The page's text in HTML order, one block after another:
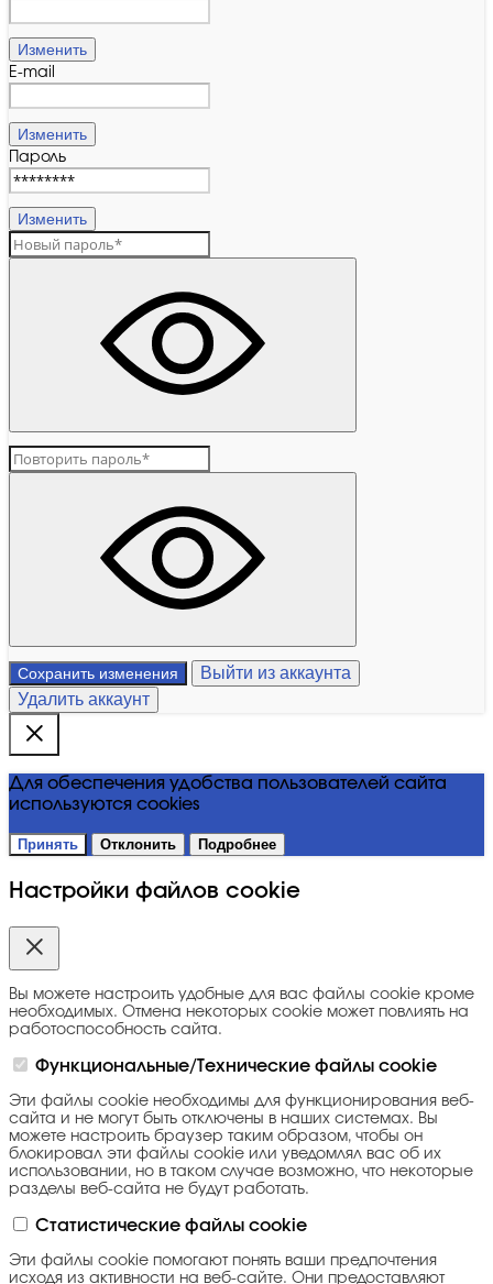
Изменить
E-mail
Изменить
Пароль
Изменить
Сохранить изменения
Выйти из аккаунта
Удалить аккаунт
Для обеспечения удобства пользователей сайта
используются cookies
Принять Отклонить Подробнее
Настройки файлов cookie
Вы можете настроить удобные для вас файлы cookie кроме
необходимых. Отмена некоторых cookie может повлиять на
работоспособность сайта.
Функциональные/Технические файлы cookie
Эти файлы cookie необходимы для функционирования веб-
сайта и не могут быть отключены в наших системах. Вы
можете настроить браузер таким образом, чтобы он
блокировал эти файлы cookie или уведомлял вас об их
использовании, но в таком случае возможно, что некоторые
разделы веб-сайта не будут работать.
Статистические файлы cookie
Эти файлы cookie помогают понять ваши предпочтения
исходя из активности на веб-сайте. Они предоставляют